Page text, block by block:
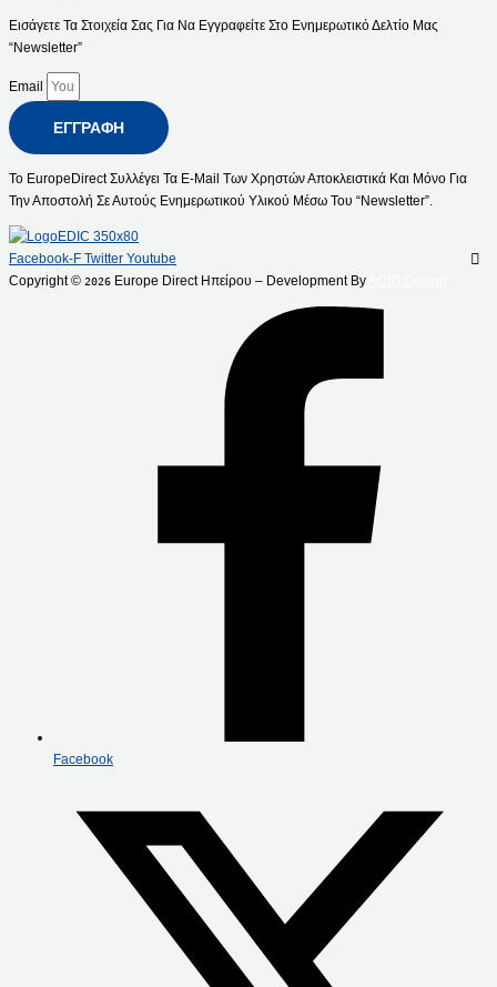
Εισάγετε Τα Στοιχεία Σας Για Να Εγγραφείτε Στο Ενημερωτικό Δελτίο Μας
“Newsletter”
Email
ΕΓΓΡΑΦΉ
Το EuropeDirect Συλλέγει Τα E-Mail Των Χρηστών Αποκλειστικά Και Μόνο Για
Την Αποστολή Σε Αυτούς Ενημερωτικού Υλικού Μέσω Του “Newsletter”.
Facebook-F Twitter Youtube
Copyright © 2026 Europe Direct Ηπείρου – Development By
Facebook